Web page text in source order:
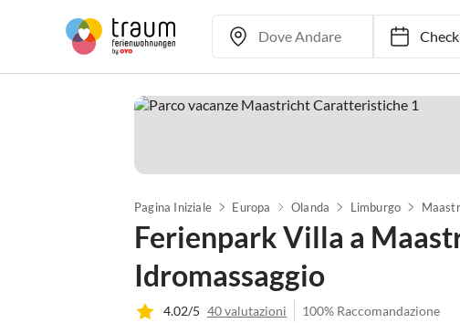
Pagina Iniziale Europa Olanda Limburgo
Ferienpark Villa a
Idromassaggio
4.02/5 40 valutazioni 100% Raccomandazione